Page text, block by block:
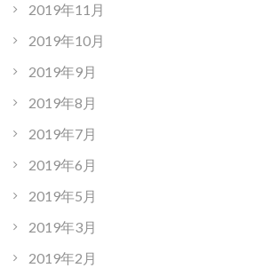
2019年11月
2019年10月
2019年9月
2019年8月
2019年7月
2019年6月
2019年5月
2019年3月
2019年2月